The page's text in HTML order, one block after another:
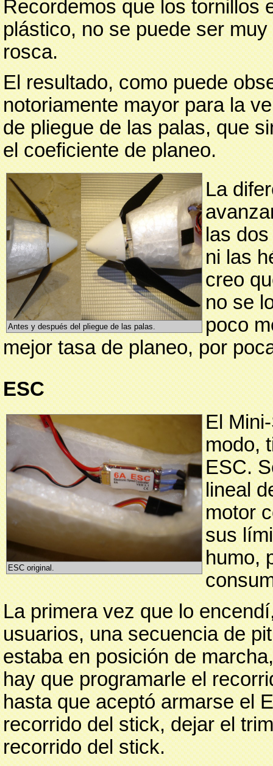
Recordemos que los tornillos
plástico, no se puede ser
rosca.
El resultado, como puede
notoriamente mayor para la
de pliegue de las palas, que
el coeficiente de planeo.
Antes y después del pliegue de las palas.
La
las
ni las
creo
no se
poco
mejor tasa de planeo, por
ESC
ESC original.
El
modo,
ESC.
lineal
motor
sus
humo,
La primera vez que lo
usuarios, una secuencia de
estaba en posición de
hay que programarle el
hasta que aceptó armarse el
recorrido del stick, dejar el
recorrido del stick.